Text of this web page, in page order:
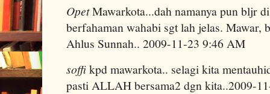
OpetMawarkota...dah namanya pun bljr
berfahaman wahabi sgt lah jelas. Mawar,
Ahlus Sunnah.. 2009-11-23 9:46 AM
soffikpd mawarkota.. selagi kita
pasti ALLAH bersama2 dgn kita..2009-